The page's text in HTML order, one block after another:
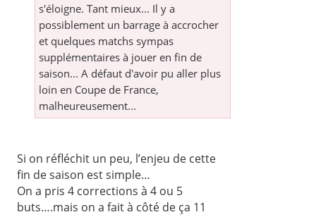
s'éloigne. Tant mieux... Il y a
possiblement un barrage à accrocher
et quelques matchs sympas
supplémentaires à jouer en fin de
saison... A défaut d'avoir pu aller plus
loin en Coupe de France,
malheureusement...
Si on réfléchit un peu, l’enjeu de cette
fin de saison est simple…
On a pris 4 corrections à 4 ou 5
buts….mais on a fait à côté de ça 11